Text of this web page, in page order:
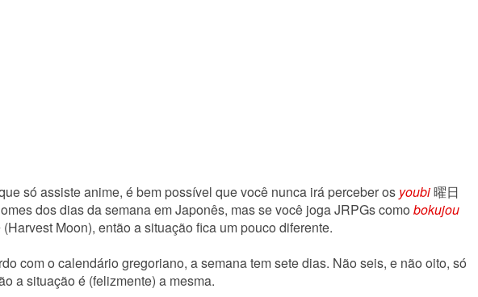
só assiste anime, é bem possível que você nunca irá perceber os youbi曜日
dos dias da semana em Japonês, mas se você joga JRPGs como bokujou
Moon), então a situação fica um pouco diferente.
com o calendário gregoriano, a semana tem sete dias. Não seis, e não oito, só
a situação é (felizmente) a mesma.